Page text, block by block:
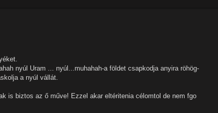
nyúl Uram ... nyúl...muhahah-a földet csapkodja anyira röhög-
a nyúl vállát.
is biztos az ő műve! Ezzel akar eltéritenia célomtol de nem fgo